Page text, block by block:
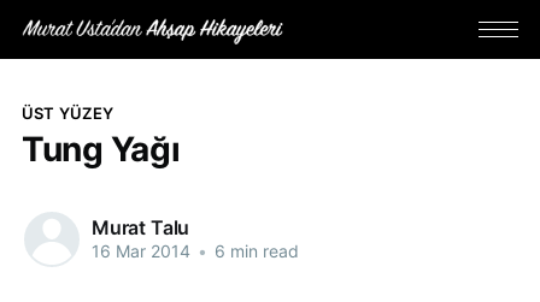
ÜST YÜZEY
Tung Yağı
Murat Talu
16 Mar 2014 • 6 min read